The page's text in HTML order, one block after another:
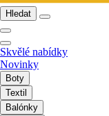
Hledat
Skvělé nabídky
Novinky
Boty
Textil
Balónky